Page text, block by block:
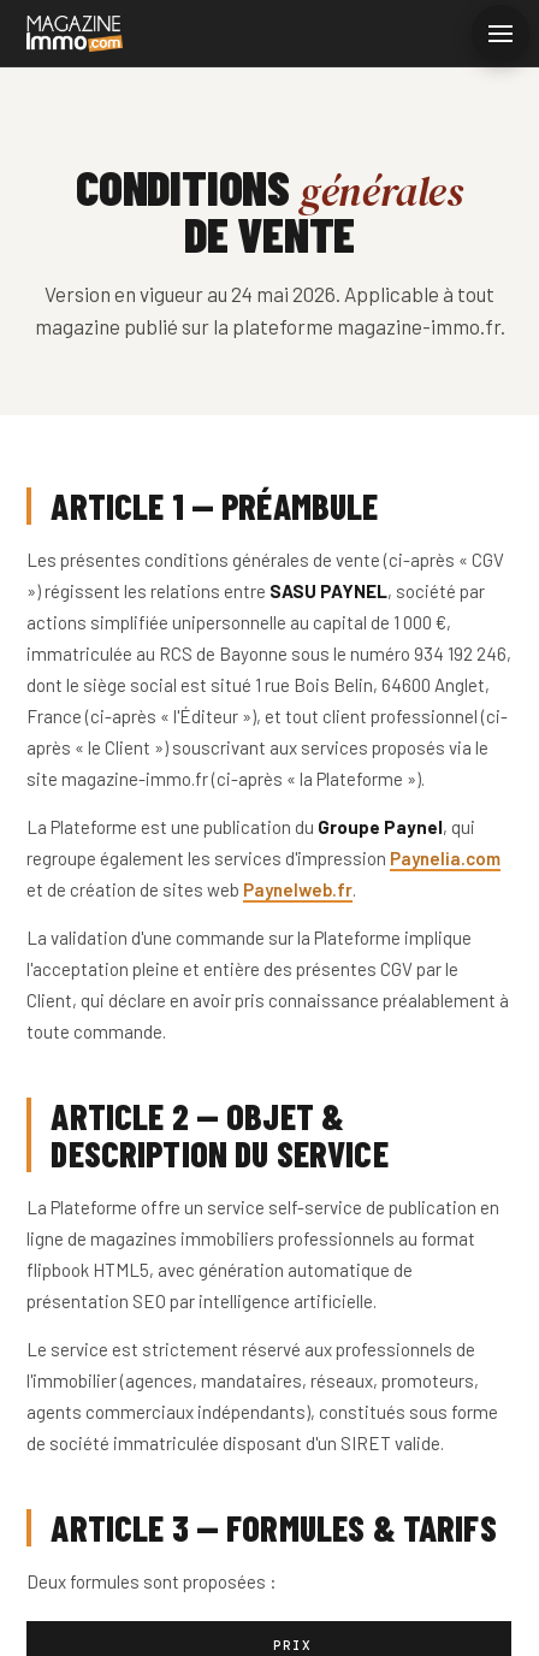
CONDITIONS générales
DE VENTE
Version en vigueur au 24 mai 2026. Applicable à tout
magazine publié sur la plateforme magazine-immo.fr.
ARTICLE 1 — PRÉAMBULE
Les présentes conditions générales de vente (ci-après « CGV
») régissent les relations entre SASU PAYNEL, société par
actions simplifiée unipersonnelle au capital de 1 000 €,
immatriculée au RCS de Bayonne sous le numéro 934 192 246,
dont le siège social est situé 1 rue Bois Belin, 64600 Anglet,
France (ci-après « l'Éditeur »), et tout client professionnel (ci-
après « le Client ») souscrivant aux services proposés via le
site magazine-immo.fr (ci-après « la Plateforme »).
La Plateforme est une publication du Groupe Paynel, qui
regroupe également les services d'impression Paynelia.com
et de création de sites web Paynelweb.fr.
La validation d'une commande sur la Plateforme implique
l'acceptation pleine et entière des présentes CGV par le
Client, qui déclare en avoir pris connaissance préalablement à
toute commande.
ARTICLE 2 — OBJET &
DESCRIPTION DU SERVICE
La Plateforme offre un service self-service de publication en
ligne de magazines immobiliers professionnels au format
flipbook HTML5, avec génération automatique de
présentation SEO par intelligence artificielle.
Le service est strictement réservé aux professionnels de
l'immobilier (agences, mandataires, réseaux, promoteurs,
agents commerciaux indépendants), constitués sous forme
de société immatriculée disposant d'un SIRET valide.
ARTICLE 3 — FORMULES & TARIFS
Deux formules sont proposées :
PRIX
Txiki Magazine
EN LIGNE · RÉPOND EN QUELQUES SECONDES
C'est quoi Magazine Immo ? Combien ça coûte ?
Comment publier mon magazine ?
Différence Essentiel vs Performance ?